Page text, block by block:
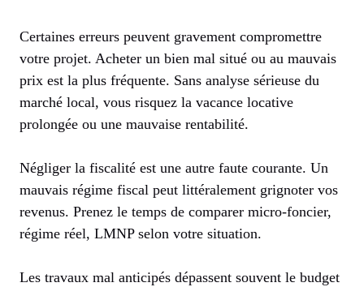
Certaines erreurs peuvent gravement compromettre
votre projet. Acheter un bien mal situé ou au mauvais
prix est la plus fréquente. Sans analyse sérieuse du
marché local, vous risquez la vacance locative
prolongée ou une mauvaise rentabilité.
Négliger la fiscalité est une autre faute courante. Un
mauvais régime fiscal peut littéralement grignoter vos
revenus. Prenez le temps de comparer micro-foncier,
régime réel, LMNP selon votre situation.
Les travaux mal anticipés dépassent souvent le budget